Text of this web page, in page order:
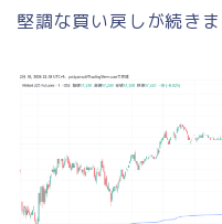
堅調な買い戻しが続きま